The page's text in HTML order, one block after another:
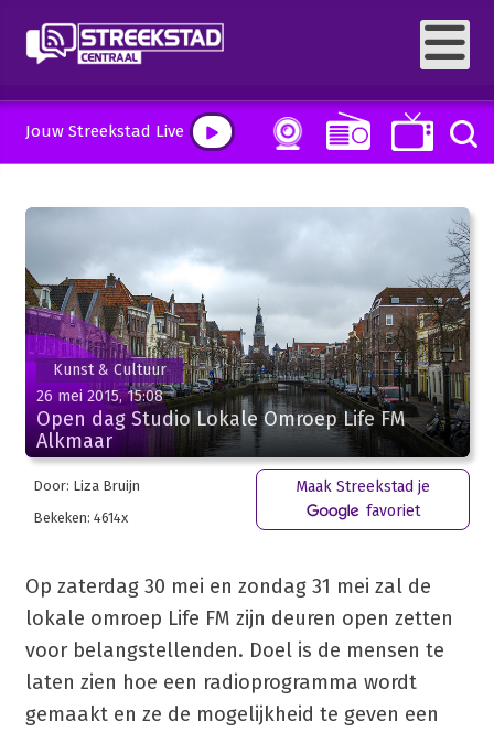
Jouw Streekstad Live
Kunst & Cultuur
26 mei 2015, 15:08
Open dag Studio Lokale Omroep Life FM
Alkmaar
Door: Liza Bruijn
Bekeken: 4614x
Maak Streekstad je
favoriet
Op zaterdag 30 mei en zondag 31 mei zal de
lokale omroep Life FM zijn deuren open zetten
voor belangstellenden. Doel is de mensen te
laten zien hoe een radioprogramma wordt
gemaakt en ze de mogelijkheid te geven een